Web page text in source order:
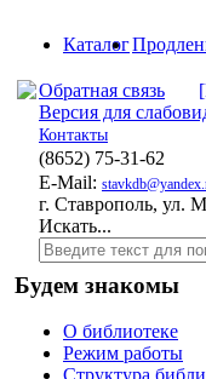
Каталог
Обратная связь
Версия для
Контакты
(8652) 75-31-62
E-Mail:
г. Ставрополь, ул.
Искать...
Будем знакомы
О библиотеке
Режим работы